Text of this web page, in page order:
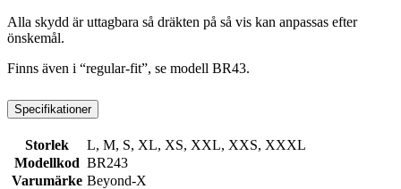
Alla skydd är uttagbara så dräkten på så vis kan anpassas efter
önskemål.
Finns även i “regular-fit”, se modell BR43.
Specifikationer
Storlek
L, M, S, XL, XS, XXL, XXS, XXXL
Modellkod BR243
Varumärke Beyond-X